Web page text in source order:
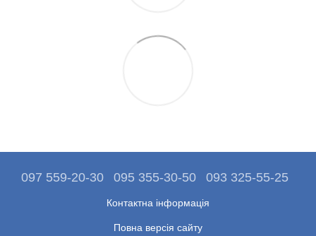
097 559-20-30 095 355-30-50 093 325-55-25
Контактна інформація
Повна версія сайту